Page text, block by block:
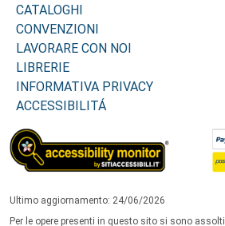
CATALOGHI
CONVENZIONI
LAVORARE CON NOI
LIBRERIE
INFORMATIVA PRIVACY
ACCESSIBILITÁ
Ultimo aggiornamento: 24/06/2026
Per le opere presenti in questo sito si sono